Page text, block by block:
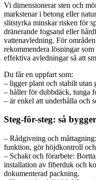
Vi dimensionerar sten och
markstenar i betong eller
slitstyrka minskar risken för
dränerande fogsand eller
vattenavledning. För
rekommendera lösningar
effektiva avledningar så att
Du får en uppfart som:
– ligger plant och stabilt utan
– håller för dubbdäck, tunga
– är enkel att underhålla och
Steg-för-steg: så
– Rådgivning och
funktion, gör höjdkontroll
– Schakt och förarbete:
installation av fiberduk och
dokumenterad packning.